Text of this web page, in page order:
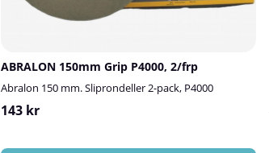
ABRALON 150mm Grip P4000, 2/frp
Abralon 150 mm. Sliprondeller 2-pack, P4000
143 kr